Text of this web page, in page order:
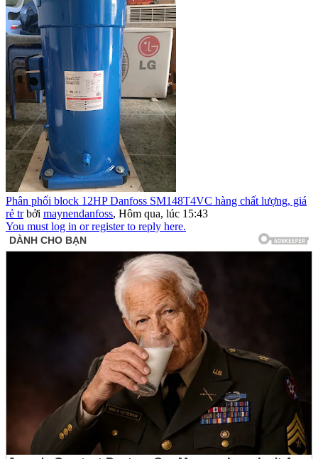
Phân phối block 12HP Danfoss SM148T4VC hàng chất lượng, giá
rẻ tr bởi maynendanfoss, Hôm qua, lúc 15:43
You must log in or register to reply here.